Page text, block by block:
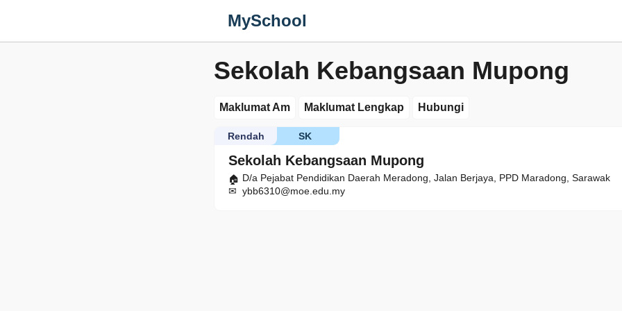
MySchool
Sekolah Kebangsaan Mupong
Maklumat Am Maklumat Lengkap Hubungi
Sekolah Kebangsaan Mupong
SK
Rendah
D/a Pejabat Pendidikan Daerah Meradong, Jalan Berjaya, PPD Maradong, Sarawak
ybb6310@moe.edu.my